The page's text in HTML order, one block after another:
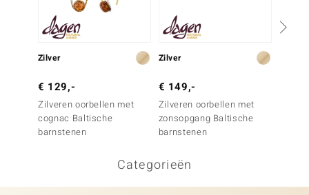
Zilver
€ 129,-
Zilveren oorbellen met
cognac Baltische
barnstenen
Zilver
€ 149,-
Zilveren oorbellen met
zonsopgang Baltische
barnstenen
Categorieën